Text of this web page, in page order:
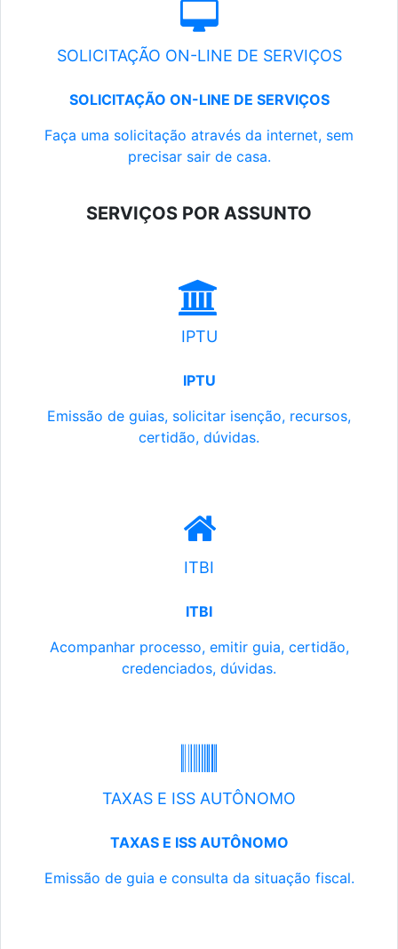
SOLICITAÇÃO ON-LINE DE SERVIÇOS
SOLICITAÇÃO ON-LINE DE SERVIÇOS
Faça uma solicitação através da internet, sem
precisar sair de casa.
SERVIÇOS POR ASSUNTO
IPTU
IPTU
Emissão de guias, solicitar isenção, recursos,
certidão, dúvidas.
ITBI
ITBI
Acompanhar processo, emitir guia, certidão,
credenciados, dúvidas.
TAXAS E ISS AUTÔNOMO
TAXAS E ISS AUTÔNOMO
Emissão de guia e consulta da situação fiscal.